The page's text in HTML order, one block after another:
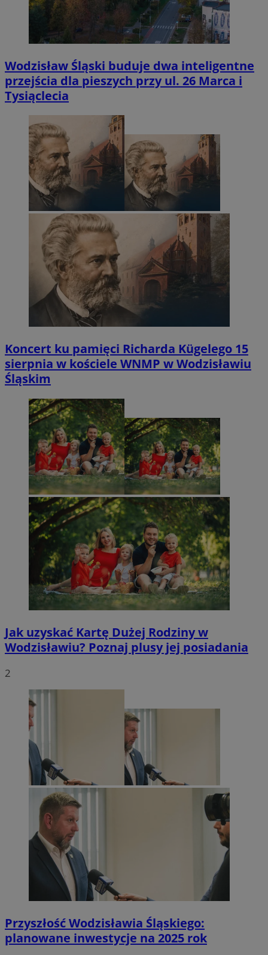
Wodzisław Śląski buduje dwa inteligentne
przejścia dla pieszych przy ul. 26 Marca i
Tysiąclecia
Koncert ku pamięci Richarda Kügelego 15
sierpnia w kościele WNMP w Wodzisławiu
Śląskim
Jak uzyskać Kartę Dużej Rodziny w
Wodzisławiu? Poznaj plusy jej posiadania
2
Przyszłość Wodzisławia Śląskiego:
planowane inwestycje na 2025 rok